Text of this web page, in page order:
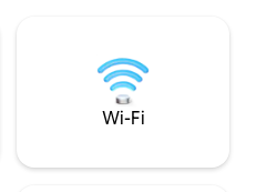
加アメニ
たキッチ
ッター
。
スレチッククラブ
クルボール）を無
す。リゾートの入
プライバシーを確
Wi-Fi